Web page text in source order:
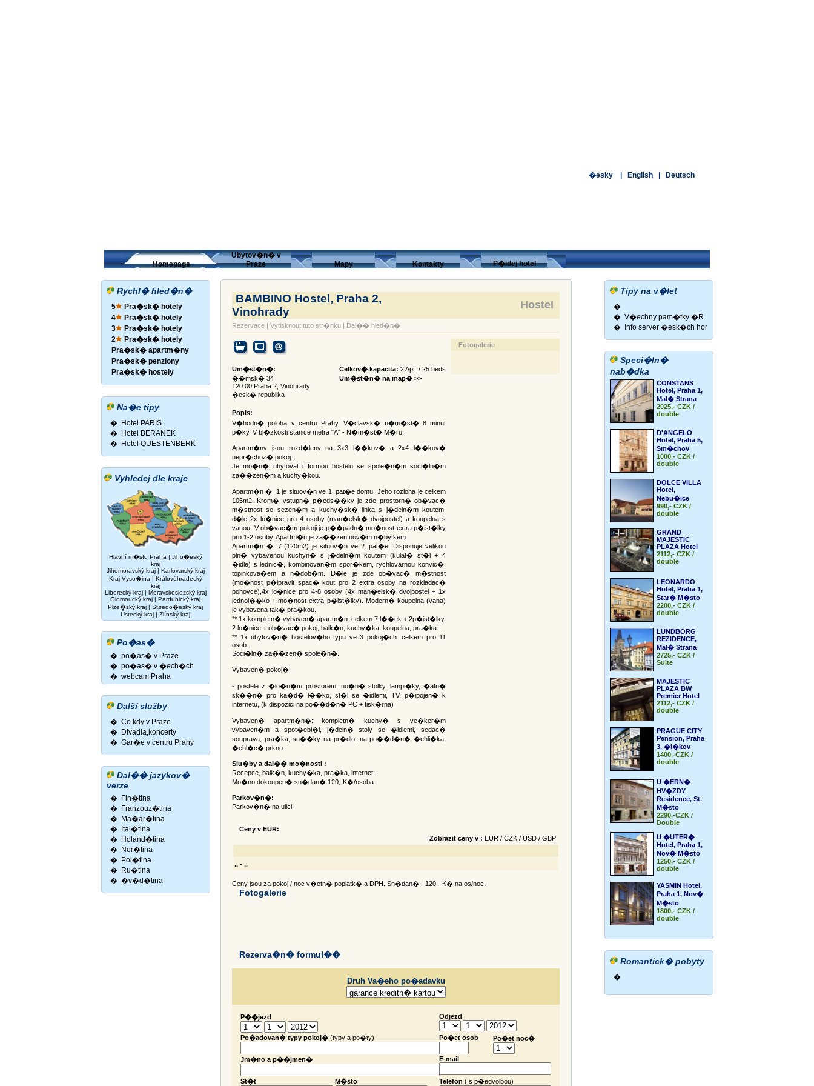
�esky | English Deutsch
Homepage
Ubytov�n� v
Praze
Mapy Kontakty P�idej hotel
Rychl� hled�n�
5
Pra�sk� hotely
4
Pra�sk� hotely
3
Pra�sk� hotely
2
Pra�sk� hotely
Pra�sk� apartm�ny
Pra�sk� penziony
Pra�sk� hostely
Na�e tipy
� Hotel PARIS
� Hotel BERANEK
� Hotel QUESTENBERK
Vyhledej dle kraje
Hlavní m�sto Praha | Jiho�eský
kraj
Jihomoravský kraj| Karlovarský kraj
Kraj Vyso�ina | Královéhradecký
kraj
Liberecký kraj| Moravskoslezský kraj
Olomoucký kraj | Pardubický kraj
Plze�ský kraj | Støedo�eský kraj
Ústecký kraj | Zlínský kraj
Po�as�
� po�as� v Praze
� po�as� v �ech�ch
� webcam Praha
Další služby
� Co kdy v Praze
� Divadla,koncerty
� Gar�e v centru Prahy
Dal�� jazykov�
verze
� Fin�tina
� Franzouz�tina
� Ma�ar�tina
�
Ital�tina
� Holand�tina
� Nor�tina
� Pol�tina
� Ru�tina
� �v�d�tina
BAMBINO Hostel, Praha 2,
Vinohrady
Hostel
Rezervace | Vytisknout tuto str�nku | Dal�� hled�n�
Um�st�n�:
��msk� 34
120 00 Praha 2, Vinohrady
�esk� republika
Celkov� kapacita: 2 Apt. / 25 beds
Um�st�n� na map� >>
Popis:
V�hodn� poloha v centru Prahy. V�clavsk� n�m�st� 8 minut
p�ky. V bl�zkosti stanice metra "A" - N�m�st� M�ru.
Apartm�ny jsou rozd�leny na 3x3 l��kov� a 2x4 l��kov�
nepr�choz� pokoj.
Je mo�n� ubytovat i formou hostelu se spole�n�m soci�ln�m
za��zen�m a kuchy�kou.
Apartm�n �. 1 je situov�n ve 1. pat�e domu. Jeho rozloha je celkem
105m2. Krom� vstupn� p�eds��ky je zde prostorn� ob�vac�
m�stnost se sezen�m a kuchy�sk� linka s j�deln�m koutem,
d�le 2x lo�nice pro 4 osoby (man�elsk� dvojpostel) a koupelna s
vanou. V ob�vac�m pokoji je p��padn� mo�nost extra p�ist�lky
pro 1-2 osoby. Apartm�n je za��zen nov�m n�bytkem.
Apartm�n �. 7 (120m2) je situov�n ve 2. pat�e, Disponuje velikou
pln� vybavenou kuchyn� s j�deln�m koutem (kulat� st�l + 4
�idle) s lednic�, kombinovan�m spor�kem, rychlovarnou konvic�,
topinkova�em a n�dob�m. D�le je zde ob�vac� m�stnost
(mo�nost p�ipravit spac� kout pro 2 extra osoby na rozkladac�
pohovce),4x lo�nice pro 4-8 osoby (4x man�elsk� dvojpostel + 1x
jednol��ko + mo�nost extra p�ist�lky). Modern� koupelna (vana)
je vybavena tak� pra�kou.
** 1x kompletn� vybaven� apartm�n: celkem 7 l��ek + 2p�ist�lky
2 lo�nice + ob�vac� pokoj, balk�n, kuchy�ka, koupelna, pra�ka.
** 1x ubytov�n� hostelov�ho typu ve 3 pokoj�ch: celkem pro 11
osob.
Soci�ln� za��zen� spole�n�.
Vybaven� pokoj�:
- postele z �lo�n�m prostorem, no�n� stolky, lampi�ky, �atn�
sk��n� pro ka�d� l��ko, st�l se �idlemi, TV, p�ipojen� k
internetu, (k dispozici na po��d�n� PC + tisk�rna)
Vybaven� apartm�n�: kompletn� kuchy� s ve�ker�m
vybaven�m a spot�ebi�i, j�deln� stoly se �idlemi, sedac�
souprava, pra�ka, su��ky na pr�dlo, na po��d�n� �ehli�ka,
�ehl�c� prkno
Slu�by a dal�� mo�nosti :
Recepce, balk�n, kuchy�ka, pra�ka, internet.
Mo�no dokoupen� sn�dan� 120,-K�/osoba
Parkov�n�:
Parkov�n� na ulici.
Fotogalerie
Ceny v EUR:
Zobrazit ceny v : EUR / CZK / USD / GBP
.. - ..
Ceny jsou za pokoj / noc v�etn� poplatk� a DPH. Sn�dan� - 120,- K� na os/noc.
Fotogalerie
Rezerva�n� formul��
Druh Va�eho po�adavku
P��jezd Odjezd
Po�adovan� typy pokoj� (typy a po�ty) Po�et osob Po�et noc�
Jm�no a p��jmen� E-mail
St�t M�sto Telefon ( s p�edvolbou)
Tipy na v�let
�
� V�echny pam�tky �R
�
Info server �esk�ch hor
Speci�ln�
nab�dka
CONSTANS
Hotel, Praha 1,
Mal� Strana
2025,- CZK /
double
D'ANGELO
Hotel, Praha 5,
Sm�chov
1000,- CZK /
double
DOLCE VILLA
Hotel,
Nebu�ice
990,- CZK /
double
GRAND
MAJESTIC
PLAZA Hotel
2112,- CZK /
double
LEONARDO
Hotel, Praha 1,
Star� M�sto
2200,- CZK /
double
LUNDBORG
REZIDENCE,
Mal� Strana
2725,- CZK /
Suite
MAJESTIC
PLAZA BW
Premier Hotel
2112,- CZK /
double
PRAGUE CITY
Pension, Praha
3, �i�kov
1400,-CZK /
double
U �ERN�
HV�ZDY
Residence, St.
M�sto
2290,-CZK /
Double
U �UTER�
Hotel, Praha 1,
Nov� M�sto
1250,- CZK /
double
YASMIN Hotel,
Praha 1, Nov�
M�sto
1800,- CZK /
double
Romantick� pobyty
�